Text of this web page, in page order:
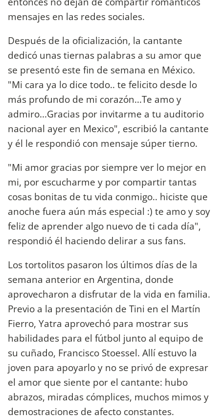
mensajes en las redes sociales.
Después de la oficialización, la cantante
dedicó unas tiernas palabras a su amor que
se presentó este fin de semana en México.
"Mi cara ya lo dice todo.. te felicito desde lo
más profundo de mi corazón...Te amo y
admiro...Gracias por invitarme a tu auditorio
nacional ayer en Mexico", escribió la cantante
y él le respondió con mensaje súper tierno.
"Mi amor gracias por siempre ver lo mejor en
mi, por escucharme y por compartir tantas
cosas bonitas de tu vida conmigo.. hiciste que
anoche fuera aún más especial :) te amo y soy
feliz de aprender algo nuevo de ti cada día",
respondió él haciendo delirar a sus fans.
Los tortolitos pasaron los últimos días de la
semana anterior en Argentina, donde
aprovecharon a disfrutar de la vida en familia.
Previo a la presentación de Tini en el Martín
Fierro, Yatra aprovechó para mostrar sus
habilidades para el fútbol junto al equipo de
su cuñado, Francisco Stoessel. Allí estuvo la
joven para apoyarlo y no se privó de expresar
el amor que siente por el cantante: hubo
abrazos, miradas cómplices, muchos mimos y
demostraciones de afecto constantes.